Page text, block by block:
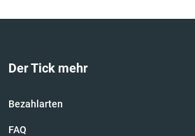
Der Tick mehr
Bezahlarten
FAQ